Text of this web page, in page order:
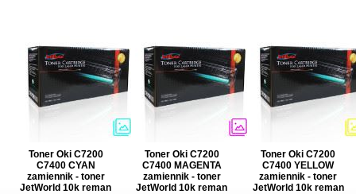
Toner Oki C7200
C7400 CYAN
zamiennik - toner
JetWorld 10k reman
Toner Oki C7200
C7400 MAGENTA
zamiennik - toner
JetWorld 10k reman
Toner Oki C7200
C7400 YELLOW
zamiennik - toner
JetWorld 10k reman